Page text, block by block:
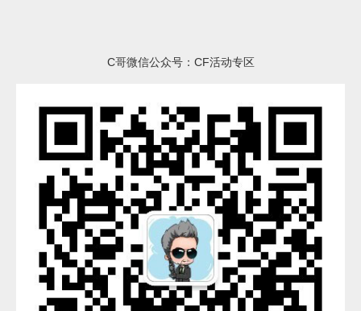
C哥微信公众号：CF活动专区